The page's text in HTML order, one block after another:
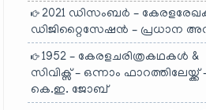
2021 ഡിസംബർ –
ഡിജിറ്റൈസേഷൻ – പ്രധാന
1952 – കേരളചരിത്രകഥകൾ &
സിവിക്സ് – ഒന്നാം ഫാറത്തിലേയ്ക്ക്
കെ.ഇ. ജോബ്